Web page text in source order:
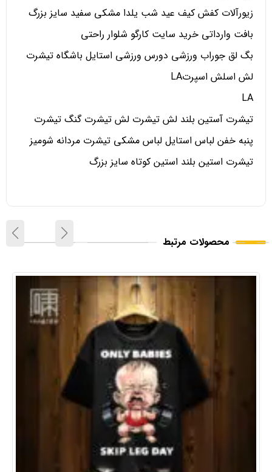
زیورآلات کفش کیف عید شب یلدا مشکی سفید سایز بزرگ
بافت وارداتی خرید سایت کارگو شلوار راحتی
بگ لق جوراب ورزشی دورس ورزشی استایل باشگاه تیشرت
لش اسلش اسپرتLA
LA
تیشرت آستین بلند لش تیشرت لش تیشرت گنگ تیشرت
پنبه خفن لباس استایل لباس مشکی تیشرت مردانه شومیز
تیشرت استین بلند استین کوتاه سایز بزرگ
محصولات مرتبط